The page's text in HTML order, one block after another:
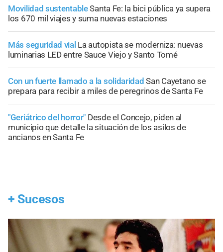
Movilidad sustentableSanta Fe: la bici pública ya supera
los 670 mil viajes y suma nuevas estaciones
Más seguridad vial La autopista se moderniza: nuevas
luminarias LED entre Sauce Viejo y Santo Tomé
Con un fuerte llamado a la solidaridad San Cayetano se
prepara para recibir a miles de peregrinos de Santa Fe
"Geriátrico del horror" Desde el Concejo, piden al
municipio que detalle la situación de los asilos de
ancianos en Santa Fe
+ Sucesos